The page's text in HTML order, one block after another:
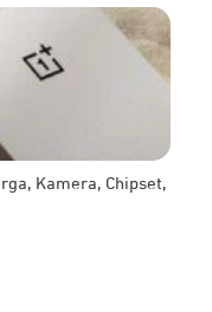
Kamera, Chipset,